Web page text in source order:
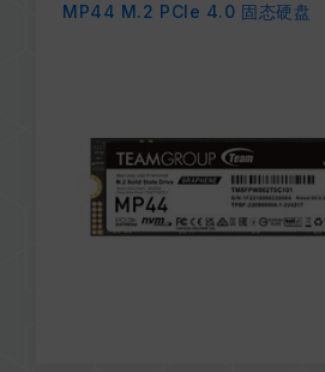
MP44 M.2 PCIe 4.0 固态硬盘